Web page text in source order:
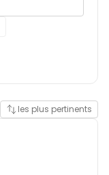
les plus pertinents